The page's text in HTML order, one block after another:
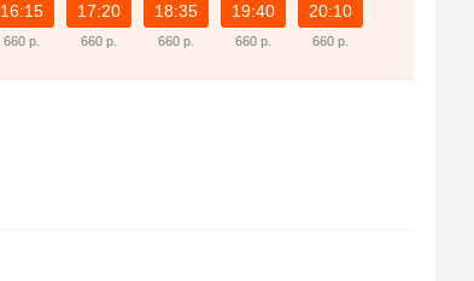
16:15
660 р.
17:20
660 р.
18:35
660 р.
19:40
660 р.
20:10
660 р.